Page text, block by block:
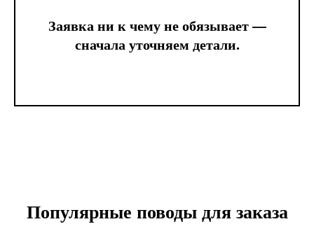
Заявка ни к чему не обязывает —
сначала уточняем детали.
Популярные поводы для заказа